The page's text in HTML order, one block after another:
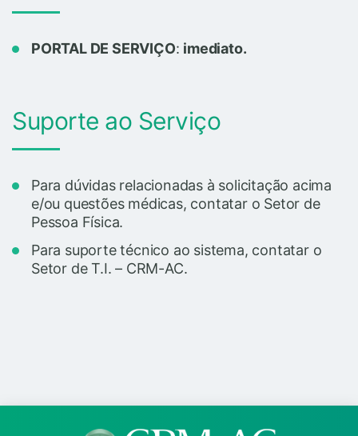
PORTAL DE SERVIÇO: imediato.
Suporte ao Serviço
Para dúvidas relacionadas à solicitação acima
e/ou questões médicas, contatar o Setor de
Pessoa Física.
Para suporte técnico ao sistema, contatar o
Setor de T.I. – CRM-AC.